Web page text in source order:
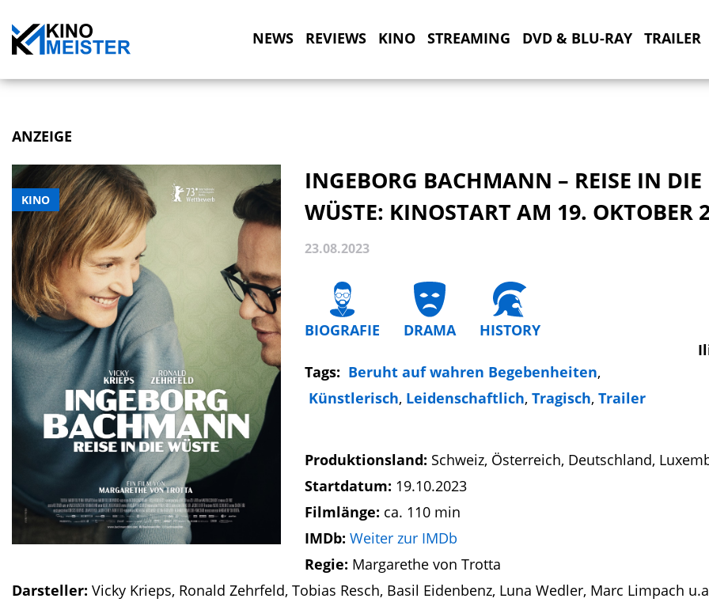
NEWS REVIEWS KINO STREAMING DVD & BLU-RAY TRAILER
ANZEIGE
KINO
INGEBORG BACHMANN – REISE IN DIE
WÜSTE: KINOSTART AM 19. OKTOBER
23.08.2023
BIOGRAFIE DRAMA HISTORY
Tags: Beruht auf wahren Begebenheiten,
Künstlerisch, Leidenschaftlich, Tragisch, Trailer
Produktionsland: Schweiz, Österreich, Deutschland,
Startdatum: 19.10.2023
Filmlänge: ca. 110 min
IMDb: Weiter zur IMDb
Regie: Margarethe von Trotta
Darsteller: Vicky Krieps, Ronald Zehrfeld, Tobias Resch, Basil Eidenbenz, Luna Wedler, Marc Limpach